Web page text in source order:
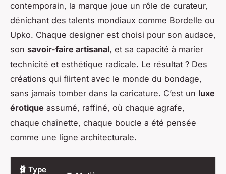
contemporain, la marque joue un rôle de curateur,
dénichant des talents mondiaux comme Bordelle ou
Upko. Chaque designer est choisi pour son audace,
son savoir-faire artisanal, et sa capacité à marier
technicité et esthétique radicale. Le résultat ? Des
créations qui flirtent avec le monde du bondage,
sans jamais tomber dans la caricature. C’est un luxe
érotique assumé, raffiné, où chaque agrafe,
chaque chaînette, chaque boucle a été pensée
comme une ligne architecturale.
🩰 Type